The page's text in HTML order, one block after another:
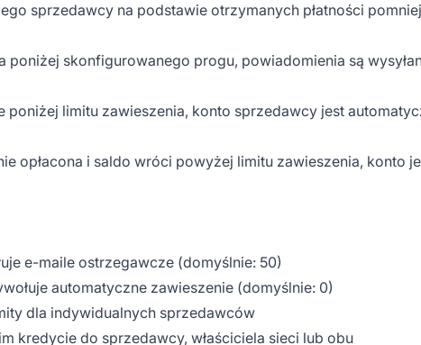
sprzedawcy na podstawie otrzymanych płatności
poniżej skonfigurowanego progu, powiadomienia są
poniżej limitu zawieszenia, konto sprzedawcy jest
opłacona i saldo wróci powyżej limitu zawieszenia, konto
e-maile ostrzegawcze (domyślnie: 50)
automatyczne zawieszenie (domyślnie: 0)
dla indywidualnych sprzedawców
kredycie do sprzedawcy, właściciela sieci lub obu